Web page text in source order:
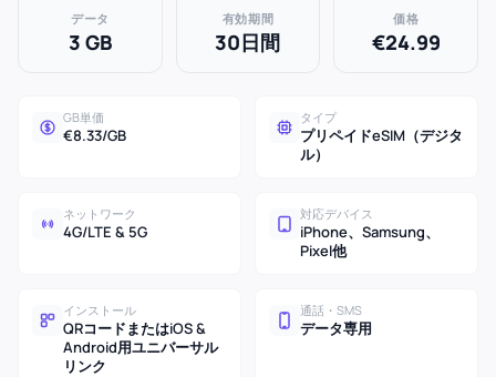
データ
3 GB
有効期間
30日間
価格
€24.99
GB単価
€8.33/GB
タイプ
プリペイドeSIM（デジタ
ル）
ネットワーク
4G/LTE & 5G
対応デバイス
iPhone、Samsung、
Pixel他
インストール
QRコードまたはiOS &
Android用ユニバーサル
リンク
通話・SMS
データ専用